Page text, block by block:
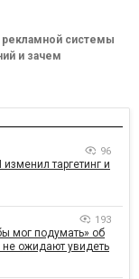
системы
и зачем
96
таргетинг и
193
мог подумать» об
не ожидают увидеть